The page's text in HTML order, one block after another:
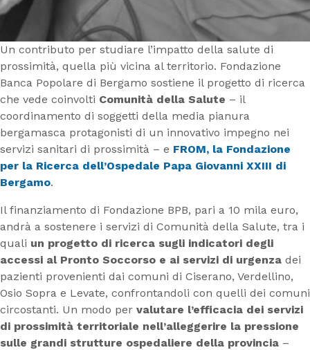
Un contributo per studiare l’impatto della salute di
prossimità, quella più vicina al territorio. Fondazione
Banca Popolare di Bergamo sostiene il progetto di ricerca
che vede coinvolti Comunità della Salute – il
coordinamento di soggetti della media pianura
bergamasca protagonisti di un innovativo impegno nei
servizi sanitari di prossimità – e FROM, la Fondazione
per la Ricerca dell’Ospedale Papa Giovanni XXIII di
Bergamo.
Il finanziamento di Fondazione BPB, pari a 10 mila euro,
andrà a sostenere i servizi di Comunità della Salute, tra i
quali un progetto di ricerca sugli indicatori degli
accessi al Pronto Soccorso e ai servizi di urgenza dei
pazienti provenienti dai comuni di Ciserano, Verdellino,
Osio Sopra e Levate, confrontandoli con quelli dei comuni
circostanti. Un modo per valutare l’efficacia dei servizi
di prossimità territoriale nell’alleggerire la pressione
sulle grandi strutture ospedaliere della provincia –